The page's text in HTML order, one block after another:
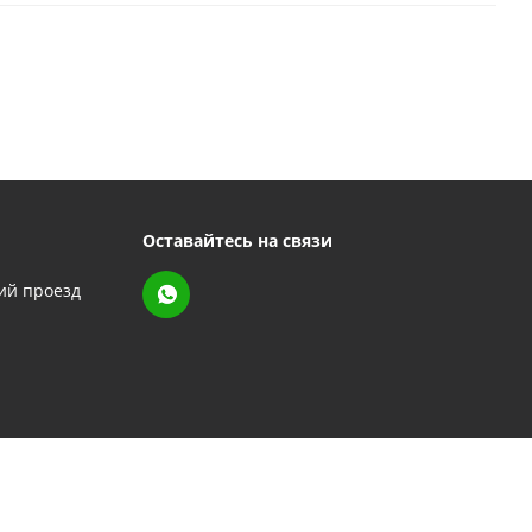
проезд
Оставайтесь на связи